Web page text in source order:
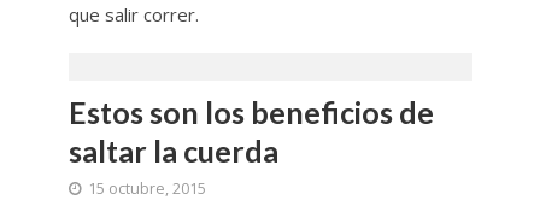
que salir correr.
Estos son los beneficios de
saltar la cuerda
15 octubre, 2015